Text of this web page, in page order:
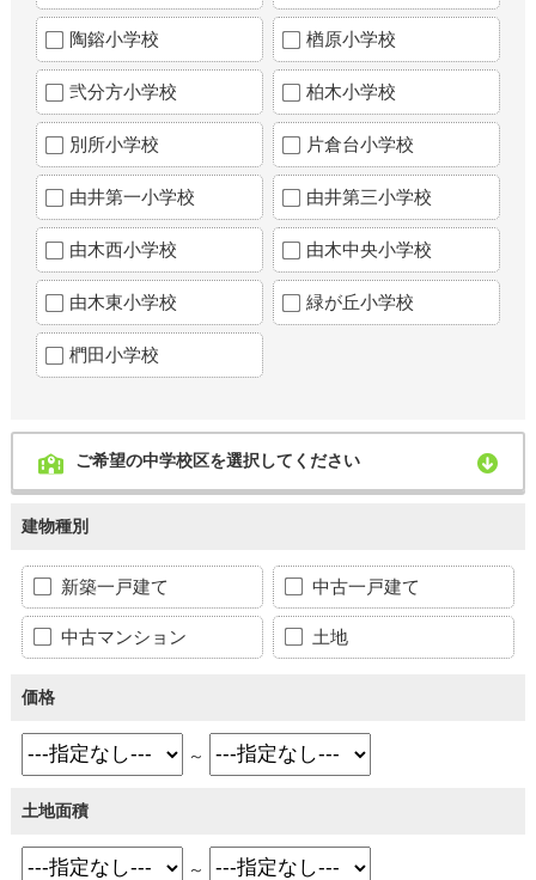
陶鎔小学校 楢原小学校
弐分方小学校 柏木小学校
別所小学校 片倉台小学校
由井第一小学校 由井第三小学校
由木西小学校 由木中央小学校
由木東小学校 緑が丘小学校
椚田小学校
ご希望の中学校区を選択してください
建物種別
新築一戸建て 中古一戸建て
中古マンション 土地
価格
～
土地面積
～